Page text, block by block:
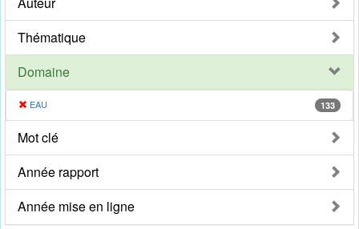
Thématique
Domaine
EAU 133
Mot clé
Année rapport
Année mise en ligne